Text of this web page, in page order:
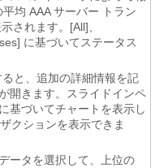
均 AAA サーバー トラン
されます。[All]、
に基づいてステータス
と、追加の詳細情報を記
開きます。スライドインペ
基づいてチャートを表示し
クションを表示できま
ータを選択して、上位の